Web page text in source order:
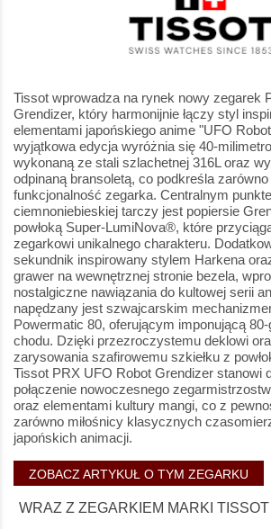
Tissot wprowadza na rynek nowy zegarek
Grendizer, który harmonijnie łączy styl
elementami japońskiego anime "UFO
wyjątkowa edycja wyróżnia się 40-
wykonaną ze stali szlachetnej 316L oraz
odpinaną bransoletą, co podkreśla
funkcjonalność zegarka. Centralnym
ciemnoniebieskiej tarczy jest popiersie
powłoką Super-LumiNova®, które
zegarkowi unikalnego charakteru.
sekundnik inspirowany stylem Harkena
grawer na wewnętrznej stronie bezela,
nostalgiczne nawiązania do kultowej serii
napędzany jest szwajcarskim
Powermatic 80, oferującym imponującą
chodu. Dzięki przezroczystemu deklowi
zarysowania szafirowemu szkiełku z
Tissot PRX UFO Robot Grendizer stanowi
połączenie nowoczesnego
oraz elementami kultury mangi, co z
zarówno miłośnicy klasycznych
japońskich animacji.
ZOBACZ ARTYKUŁ O TYM ZEGARKU
WRAZ Z ZEGARKIEM MARKI